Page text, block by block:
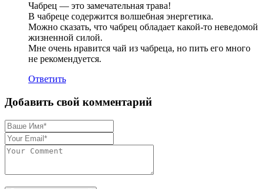
Чабрец — это замечательная трава!
В чабреце содержится волшебная энергетика.
Можно сказать, что чабрец обладает какой-то неведомой
жизненной силой.
Мне очень нравится чай из чабреца, но пить его много
не рекомендуется.
Ответить
Добавить свой комментарий